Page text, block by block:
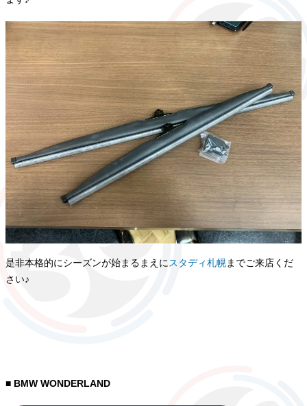
是非本格的にシーズンが始まるまえに スタディ札幌までご来店くだ
さい♪
■ BMW WONDERLAND